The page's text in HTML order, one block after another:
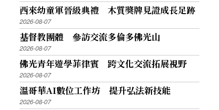
西來幼童軍晉級典禮 木質獎牌見證成長足跡
2026-08-07
基督教團體 參訪交流多倫多佛光山
2026-08-07
佛光青年遊學菲律賓 跨文化交流拓展視野
2026-08-07
溫哥華AI數位工作坊 提升弘法新技能
2026-08-07